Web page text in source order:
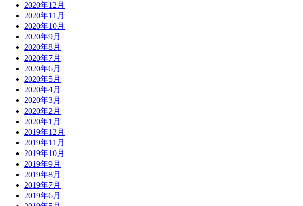
2020年12月
2020年11月
2020年10月
2020年9月
2020年8月
2020年7月
2020年6月
2020年5月
2020年4月
2020年3月
2020年2月
2020年1月
2019年12月
2019年11月
2019年10月
2019年9月
2019年8月
2019年7月
2019年6月